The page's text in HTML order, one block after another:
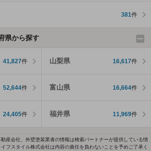
381件
県から探す
41,827件 山梨県 16,617件
52,644件 富山県 16,664件
24,405件 福井県 11,969件
産会社、外壁塗装業者の情報は検索パートナーが提供している情
フスタイル株式会社は内容の責任を負わないことを予めご了承く